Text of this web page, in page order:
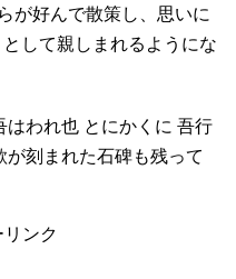
が好んで散策し、思いに
して親しまれるようにな
われ也 とにかくに 吾行
が刻まれた石碑も残って
ンク